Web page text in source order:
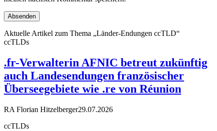
Aktuelle Artikel zum Thema „Länder-Endungen ccTLD“
ccTLDs
.fr-Verwalterin AFNIC betreut zukünftig
auch Landesendungen französischer
Überseegebiete wie .re von Réunion
RA Florian Hitzelberger29.07.2026
ccTLDs